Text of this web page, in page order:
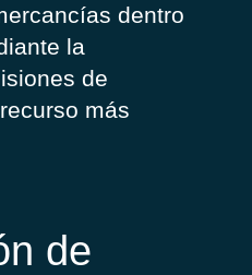
dentro
la
de
más
de